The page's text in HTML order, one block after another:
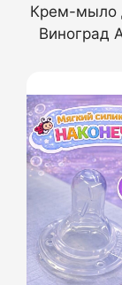
Крем-мыло
Виноград